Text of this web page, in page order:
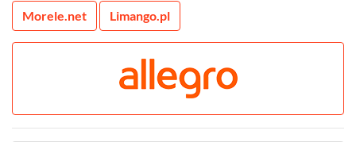
Morele.net Limango.pl